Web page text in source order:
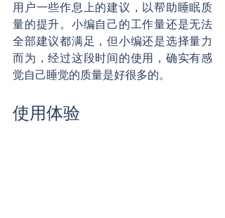
用户一些作息上的建议，以帮助睡眠质
量的提升。小编自己的工作量还是无法
全部建议都满足，但小编还是选择量力
而为，经过这段时间的使用，确实有感
觉自己睡觉的质量是好很多的。
使用体验